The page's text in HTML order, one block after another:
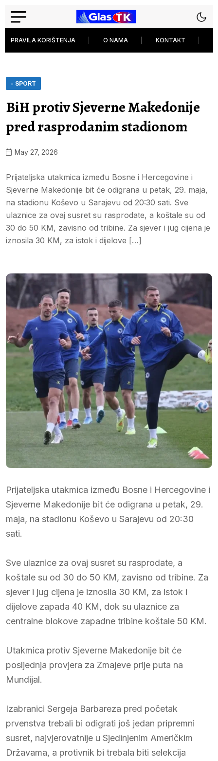
PRAVILA KORIŠTENJA O NAMA KONTAKT
- SPORT
BiH protiv Sjeverne Makedonije
pred rasprodanim stadionom
May 27, 2026
Prijateljska utakmica između Bosne i Hercegovine i
Sjeverne Makedonije bit će odigrana u petak, 29. maja,
na stadionu Koševo u Sarajevu od 20:30 sati. Sve
ulaznice za ovaj susret su rasprodate, a koštale su od
30 do 50 KM, zavisno od tribine. Za sjever i jug cijena je
iznosila 30 KM, za istok i dijelove […]
Prijateljska utakmica između Bosne i Hercegovine i
Sjeverne Makedonije bit će odigrana u petak, 29.
maja, na stadionu Koševo u Sarajevu od 20:30
sati.
Sve ulaznice za ovaj susret su rasprodate, a
koštale su od 30 do 50 KM, zavisno od tribine. Za
sjever i jug cijena je iznosila 30 KM, za istok i
dijelove zapada 40 KM, dok su ulaznice za
centralne blokove zapadne tribine koštale 50 KM.
Utakmica protiv Sjeverne Makedonije bit će
posljednja provjera za Zmajeve prije puta na
Mundijal.
Izabranici Sergeja Barbareza pred početak
prvenstva trebali bi odigrati još jedan pripremni
susret, najvjerovatnije u Sjedinjenim Američkim
Državama, a protivnik bi trebala biti selekcija